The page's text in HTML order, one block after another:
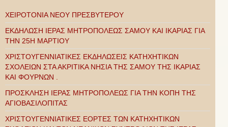
ΧΕΙΡΟΤΟΝΙΑ ΝΕΟΥ ΠΡΕΣΒΥΤΕΡΟΥ
ΕΚΔΗΛΩΣΗ ΙΕΡΑΣ ΜΗΤΡΟΠΟΛΕΩΣ ΣΑΜΟΥ ΚΑΙ ΙΚΑΡΙΑΣ ΓΙΑ
ΤΗΝ 25Η ΜΑΡΤΙΟΥ
ΧΡΙΣΤΟΥΓΕΝΝΙΑΤΙΚΕΣ ΕΚΔΗΛΩΣΕΙΣ ΚΑΤΗΧΗΤΙΚΩΝ
ΣΧΟΛΕΙΩΝ ΣΤΑ ΑΚΡΙΤΙΚΑ ΝΗΣΙΑ ΤΗΣ ΣΑΜΟΥ ΤΗΣ ΙΚΑΡΙΑΣ
ΚΑΙ ΦΟΥΡΝΩΝ .
ΠΡΟΣΚΛΗΣΗ ΙΕΡΑΣ ΜΗΤΡΟΠΟΛΕΩΣ ΓΙΑ ΤΗΝ ΚΟΠΗ ΤΗΣ
ΑΓΙΟΒΑΣΙΛΟΠΙΤΑΣ
ΧΡΙΣΤΟΥΓΕΝΝΙΑΤΙΚΕΣ ΕΟΡΤΕΣ ΤΩΝ ΚΑΤΗΧΗΤΙΚΩΝ